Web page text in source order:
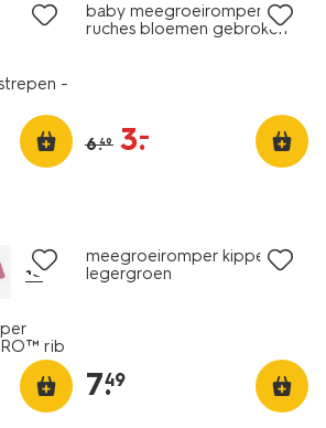
-
baby meegroeiromper
ruches bloemen gebroken
6.49 3.
–
+3
rib
meegroeiromper kippen
legergroen
7.
49